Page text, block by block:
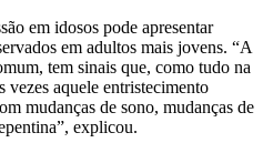
em idosos pode apresentar
em adultos mais jovens. “A
tem sinais que, como tudo na
vezes aquele entristecimento
mudanças de sono, mudanças de
explicou.